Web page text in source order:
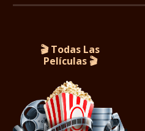
🎬 Todas Las
Películas🎬